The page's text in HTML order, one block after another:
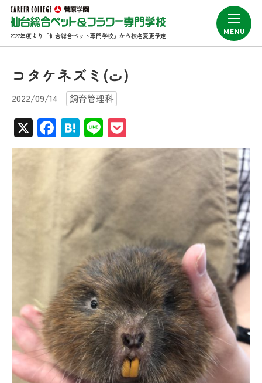
2027年度より「仙台総合ペット専門学校」から校名変更予定
コタケネズミ(ت)
2022/09/14 飼育管理科
X Facebook
Hatena
Line